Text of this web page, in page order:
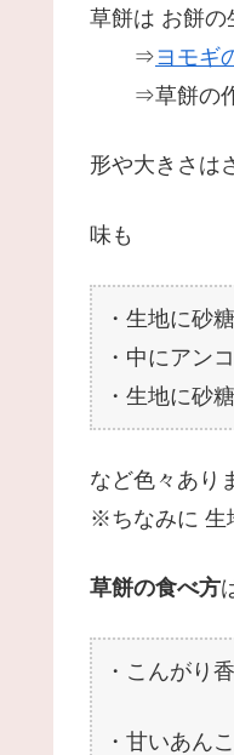
草餅は お餅の
⇒ヨモギ
⇒草餅の
形や大きさは
味も
・生地に砂
・中にアン
・生地に砂
など色々あり
※ちなみに 生
草餅の食べ方
・こんがり
・甘いあん